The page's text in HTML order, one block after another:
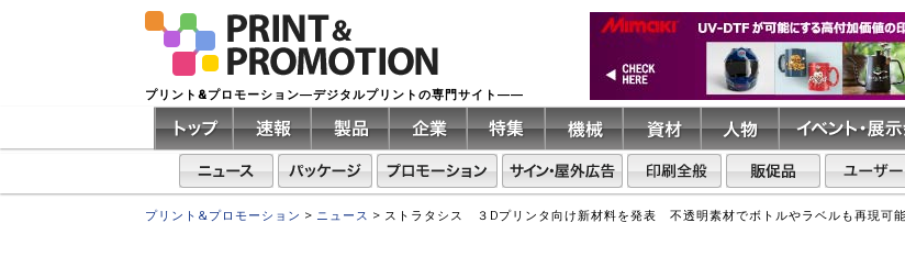
プリント&プロモーション―デジタルプリントの専門サイト――
プリント&プロモーション > ニュース > ストラタシス ３Dプリンタ向け新材料を発表 不透明素材でボトルやラベルも再現可